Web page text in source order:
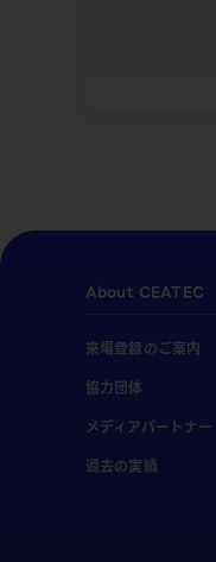
About CEATEC
来場登録のご案内
協力団体
メディアパートナー
過去の実績